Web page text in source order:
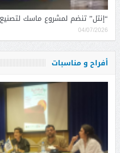
“إنتل” تنضم لمشروع ماسك
04/07/2026
أفراح و مناسبات